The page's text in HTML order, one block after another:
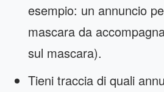
esempio: un annuncio
mascara da
sul mascara).
Tieni traccia di quali